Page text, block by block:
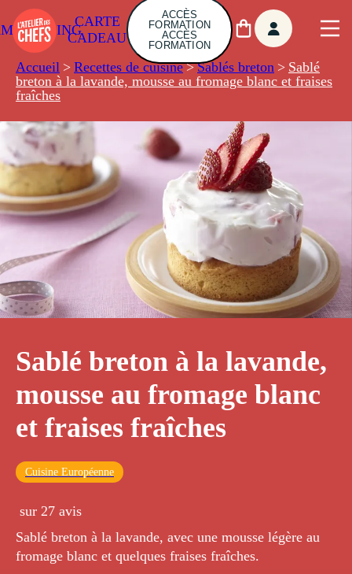
CARTE
CADEAU
ACCÈS
FORMATION
ACCÈS
FORMATION
Accueil > Recettes de cuisine > Sablés breton > Sablé
breton à la lavande, mousse au fromage blanc et fraises
fraîches
Sablé breton à la lavande,
mousse au fromage blanc
et fraises fraîches
Cuisine Européenne
sur 27 avis
Sablé breton à la lavande, avec une mousse légère au
fromage blanc et quelques fraises fraîches.